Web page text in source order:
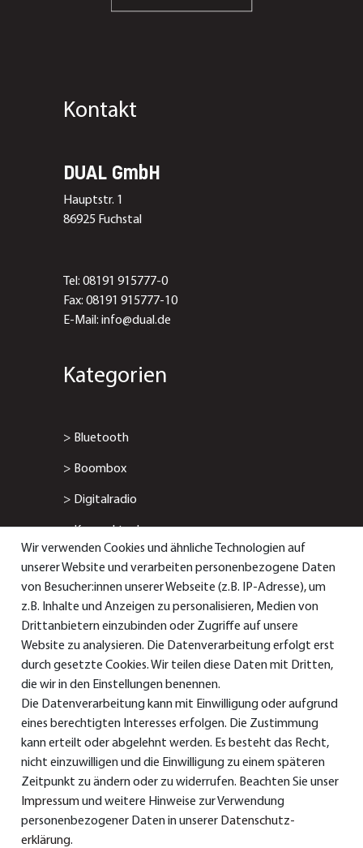
Kontakt
DUAL GmbH
Hauptstr. 1
86925 Fuchstal
Tel: 08191 915777-0
Fax: 08191 915777-10
E-Mail: info@dual.de
Kategorien
> Bluetooth
> Boombox
> Digitalradio
>Kompaktanlage
> Radiowecker
> Smart-/Internetradio
Service & Support
> Bedienungsanleitungen
>Konformitätserklärungen
> Ersatzteile & Zubehör
> Garantie
Wir verwenden Cookies und ähnliche Technologien auf
unserer Website und verarbeiten personenbezogene Daten
von Besucher:innen unserer Webseite (z.B. IP-Adresse), um
z.B. Inhalte und Anzeigen zu personalisieren, Medien von
Drittanbietern einzubinden oder Zugriffe auf unsere
Website zu analysieren. Die Datenverarbeitung erfolgt erst
durch gesetzte Cookies. Wir teilen diese Daten mit Dritten,
die wir in den Einstellungen benennen.
Die Datenverarbeitung kann mit Einwilligung oder aufgrund
eines berechtigten Interesses erfolgen. Die Zustimmung
kann erteilt oder abgelehnt werden. Es besteht das Recht,
nicht einzuwilligen und die Einwilligung zu einem späteren
Zeitpunkt zu ändern oder zu widerrufen. Beachten Sie unser
Impressumund weitere Hinweise zur Verwendung
personenbezogener Daten in unserer Daten­schutz­
erklärung.